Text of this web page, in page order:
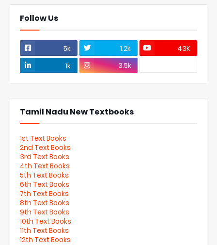
Follow Us
5k 1.2k
43K
1k
3.5k
Tamil Nadu New Textbooks
1st Text Books
2nd Text Books
3rd Text Books
4th Text Books
5th Text Books
6th Text Books
7th Text Books
8th Text Books
9th Text Books
10th Text Books
11th Text Books
12th Text Books